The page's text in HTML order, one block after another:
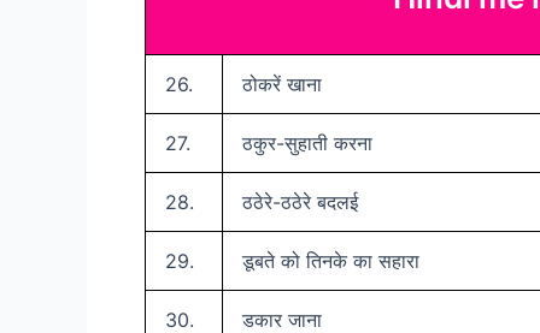
26. ठोकरें खाना
27. ठकुर-सुहाती करना
28. ठठेरे-ठठेरे बदलई
29. डूबते को तिनके का सहारा
30. डकार जाना